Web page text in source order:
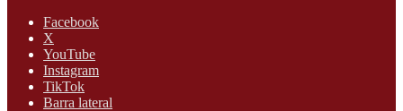
Facebook
X
YouTube
Instagram
TikTok
Barra lateral